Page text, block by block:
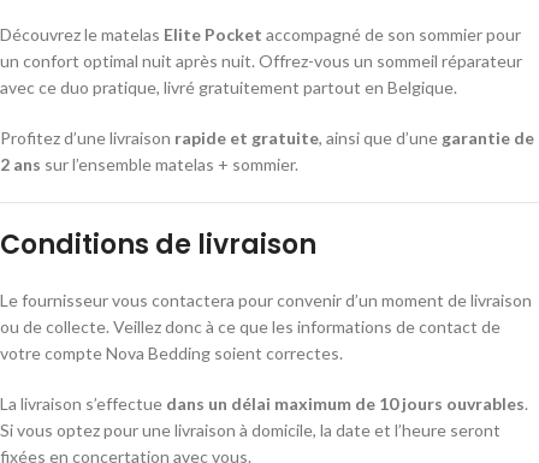
Découvrez le matelas Elite Pocket accompagné de son sommier pour
un confort optimal nuit après nuit. Offrez-vous un sommeil réparateur
avec ce duo pratique, livré gratuitement partout en Belgique.
Profitez d’une livraison rapide et gratuite, ainsi que d’unegarantie de
2 ans sur l’ensemble matelas + sommier.
Conditions de livraison
Le fournisseur vous contactera pour convenir d’un moment de livraison
ou de collecte. Veillez donc à ce que les informations de contact de
votre compte Nova Bedding soient correctes.
La livraison s’effectue dans un délai maximum de 10 jours ouvrables.
Si vous optez pour une livraison à domicile, la date et l’heure seront
fixées en concertation avec vous.